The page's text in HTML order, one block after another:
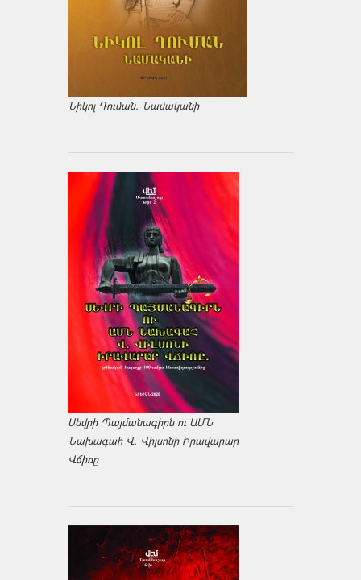
Նիկոլ Դուման. Նամականի
Սեվրի Պայմանագիրն ու ԱՄՆ
Նախագահ Վ. Վիլսոնի Իրավարար
Վճիռը